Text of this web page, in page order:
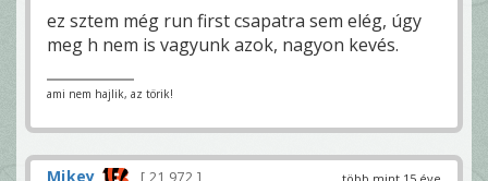
ez sztem még run first csapatra sem elég, úgy
meg h nem is vagyunk azok, nagyon kevés.
ami nem hajlik, az törik!
Mikey 21 972